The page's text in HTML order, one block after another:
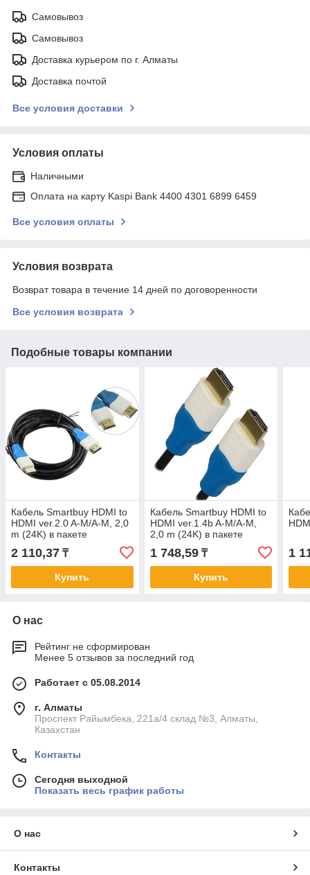
Самовывоз
Самовывоз
Доставка курьером по г. Алматы
Доставка почтой
Все условия доставки
Условия оплаты
Наличными
Оплата на карту Kaspi Bank 4400 4301 6899 6459
Все условия оплаты
Условия возврата
Возврат товара в течение 14 дней по договоренности
Все условия возврата
Подобные товары компании
Кабель Smartbuy HDMI to
HDMI ver.2.0 A-M/A-M, 2,0
m (24K) в пакете
2 110,37 ₸
Купить
Кабель Smartbuy HDMI to
HDMI ver.1.4b A-M/A-M,
2,0 m (24K) в пакете
1 748,59₸
Купить
1
О нас
Рейтинг не сформирован
Менее 5 отзывов за последний год
Работает с 05.08.2014
г. Алматы
Проспект Райымбека, 221а/4 склад №3, Алматы,
Казахстан
Контакты
Сегодня выходной
Показать весь график работы
О нас
Контакты